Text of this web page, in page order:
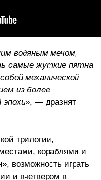
водяным мечом,
самые жуткие пятна
механической
из более
эпохи», — дразнят
трилогии,
кораблями и
возможность играть
и вчетвером в